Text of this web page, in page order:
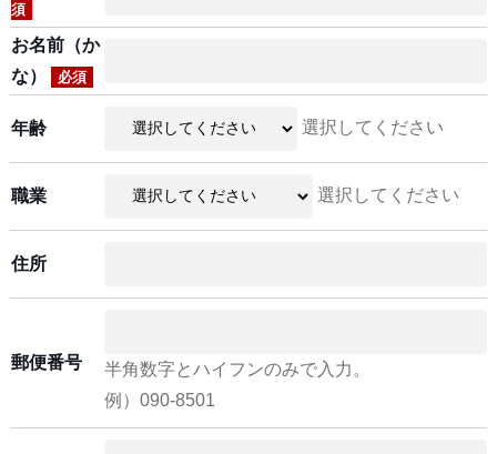
須
お名前（か
な）
必須
年齢 選択してください
職業 選択してください
住所
郵便番号
半角数字とハイフンのみで入力。
例）090-8501